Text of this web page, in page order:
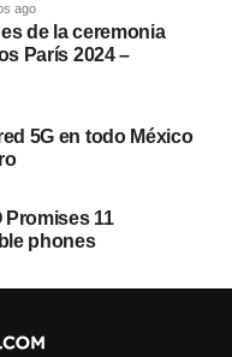
ago
de la ceremonia
París 2024 –
5G en todo México
Promises 11
phones